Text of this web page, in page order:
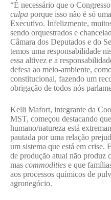
“É necessário que o
culpa porque isso não é só
Executivo. Infelizmente,
sendo orquestrados e
Câmara dos Deputados e do
temos uma responsabilidade
essa altivez e a
defesa ao meio-ambiente,
constitucional, fazendo um
obrigação de todos nós
Kelli Mafort, integrante da
MST, começou destacando
humano/natureza está
pautada por uma relação
um sistema que está em crise.
de produção atual não produz
mas commodities e que
aos processos químicos de
agronegócio.